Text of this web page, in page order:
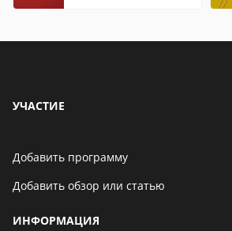
УЧАСТИЕ
Добавить программу
Добавить обзор или статью
ИНФОРМАЦИЯ